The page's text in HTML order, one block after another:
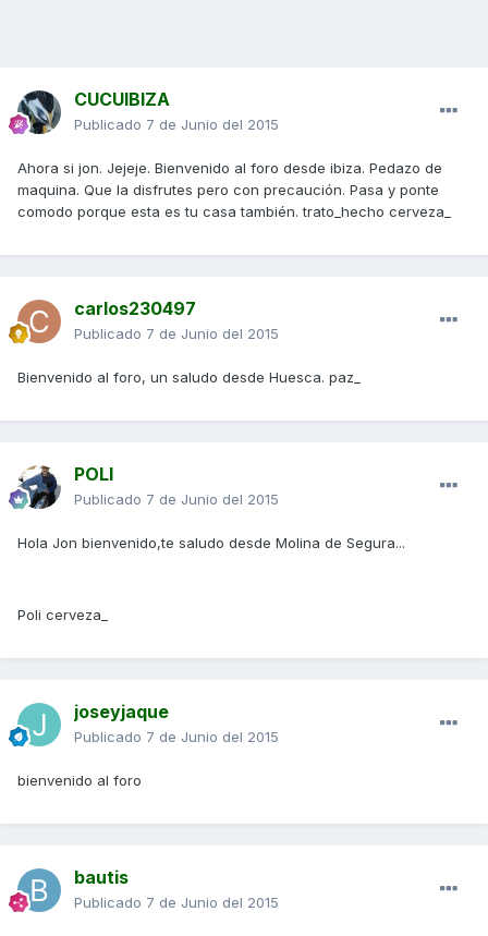
CUCUIBIZA
Publicado 7 de Junio del 2015
Ahora si jon. Jejeje. Bienvenido al foro desde ibiza. Pedazo de
maquina. Que la disfrutes pero con precaución. Pasa y ponte
comodo porque esta es tu casa también. trato_hecho cerveza_
carlos230497
Publicado 7 de Junio del 2015
Bienvenido al foro, un saludo desde Huesca. paz_
POLI
Publicado 7 de Junio del 2015
Hola Jon bienvenido,te saludo desde Molina de Segura...
Poli cerveza_
joseyjaque
Publicado 7 de Junio del 2015
bienvenido al foro
bautis
Publicado 7 de Junio del 2015